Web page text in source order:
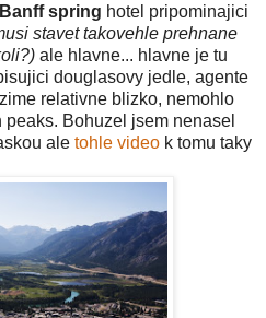
Banff spring hotel pripominajici
stavet takovehle prehnane
ale hlavne... hlavne je tu
douglasovy jedle, agente
relativne blizko, nemohlo
Bohuzel jsem nenasel
ale tohle video k tomu taky